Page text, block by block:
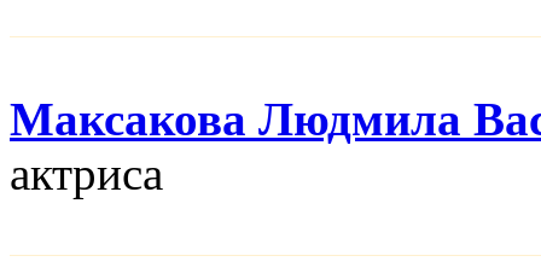
Максакова Людмила
актриса